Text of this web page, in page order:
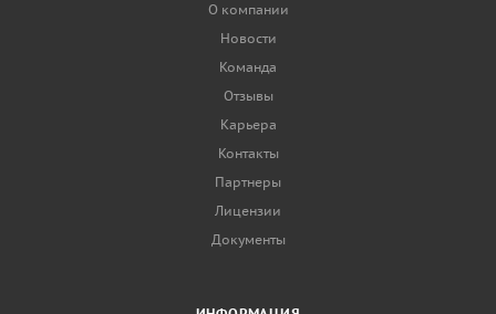
О компании
Новости
Команда
Отзывы
Карьера
Контакты
Партнеры
Лицензии
Документы